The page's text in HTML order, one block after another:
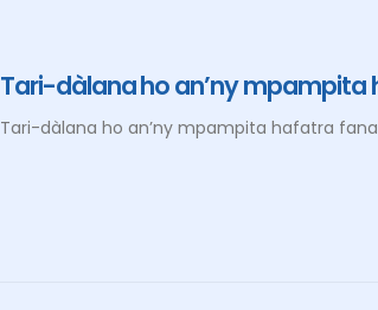
Tari-dàlana ho an’ny
Tari-dàlana ho an’ny mpampita hafatra